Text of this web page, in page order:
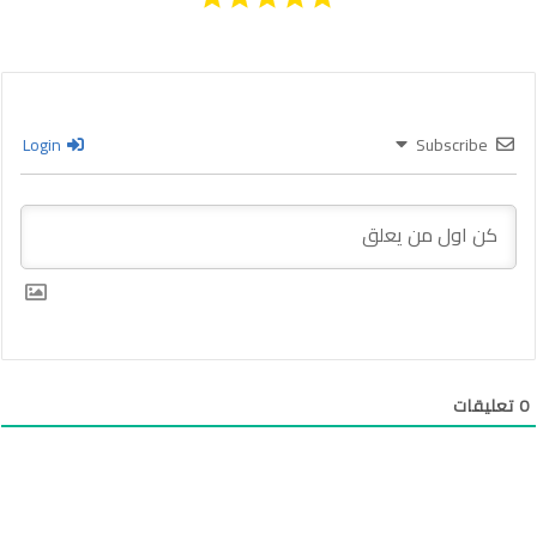
Subscribe
0تعليقات